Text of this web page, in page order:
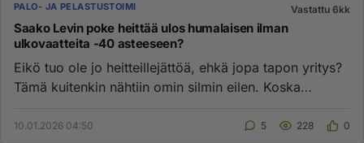
PALO- JA PELASTUSTOIMI Vastattu 6kk
Saako Levin poke heittää ulos humalaisen ilman
ulkovaatteita -40 asteeseen?
Eikö tuo ole jo heitteillejättöä, ehkä jopa tapon yritys?
Tämä kuitenkin nähtiin omin silmin eilen. Koska
10.01.2026 04:50 5 228 0